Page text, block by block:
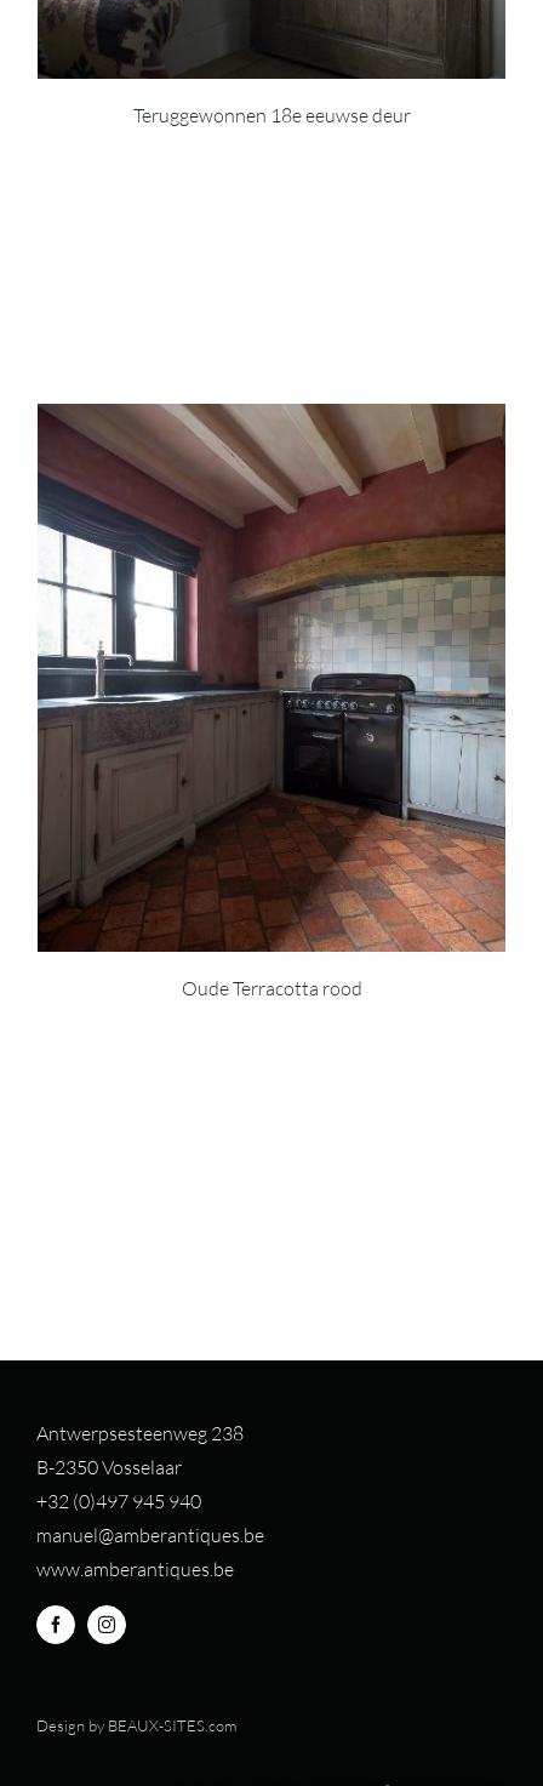
Teruggewonnen 18e eeuwse deur
Oude Terracotta rood
Antwerpsesteenweg 238
B-2350 Vosselaar
+32 (0)497 945 940
manuel@amberantiques.be
www.amberantiques.be
Design by BEAUX-SITES.com